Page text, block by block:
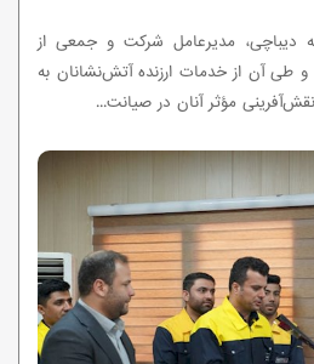
دیباچی، مدیرعامل شرکت و جمعی از
و طی آن از خدمات ارزنده آتش‌نشانان به
مؤثر آنان در صیانت...